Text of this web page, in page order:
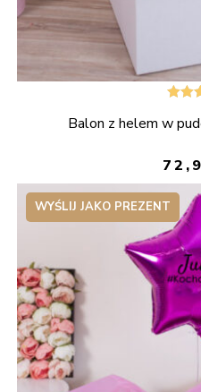
5.00
Balon z helem w
WYŚLIJ JAKO PREZENT